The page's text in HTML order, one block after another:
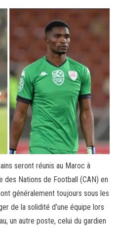
seront réunis au Maroc à
des Nations de Football (CAN) en
généralement toujours sous les
de la solidité d’une équipe lors
un autre poste, celui du gardien